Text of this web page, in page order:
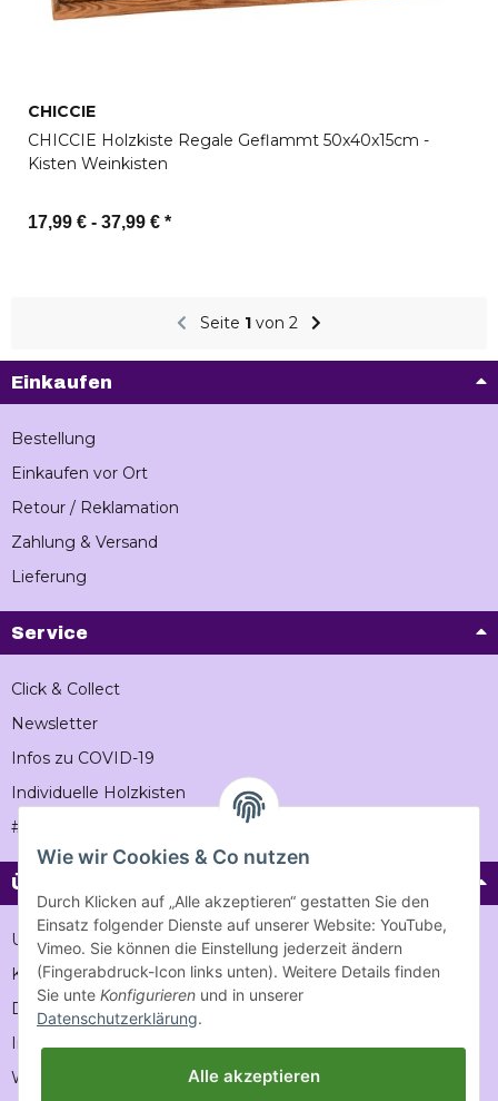
CHICCIE
CHICCIE Holzkiste Regale Geflammt 50x40x15cm -
Kisten Weinkisten
17,99 € - 37,99 € *
Seite 1 von 2
Einkaufen
Bestellung
Einkaufen vor Ort
Retour / Reklamation
Zahlung & Versand
Lieferung
Service
Click & Collect
Newsletter
Infos zu COVID-19
Individuelle Holzkisten
#Vintageholzkiste
Über Vintage-holzkiste
Unternehmen
Karriere
Datenschutz
Impressum
Wiederrufsrecht
Wie wir Cookies & Co nutzen
Durch Klicken auf „Alle akzeptieren“ gestatten Sie den
Einsatz folgender Dienste auf unserer Website: YouTube,
Vimeo. Sie können die Einstellung jederzeit ändern
(Fingerabdruck-Icon links unten). Weitere Details finden
Sie unte Konfigurieren und in unserer
Datenschutzerklärung.
Alle akzeptieren